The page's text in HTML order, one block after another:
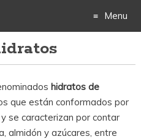
Menu
content
hidratos de
que están conformados por
se caracterizan por contar
almidón y azúcares, entre